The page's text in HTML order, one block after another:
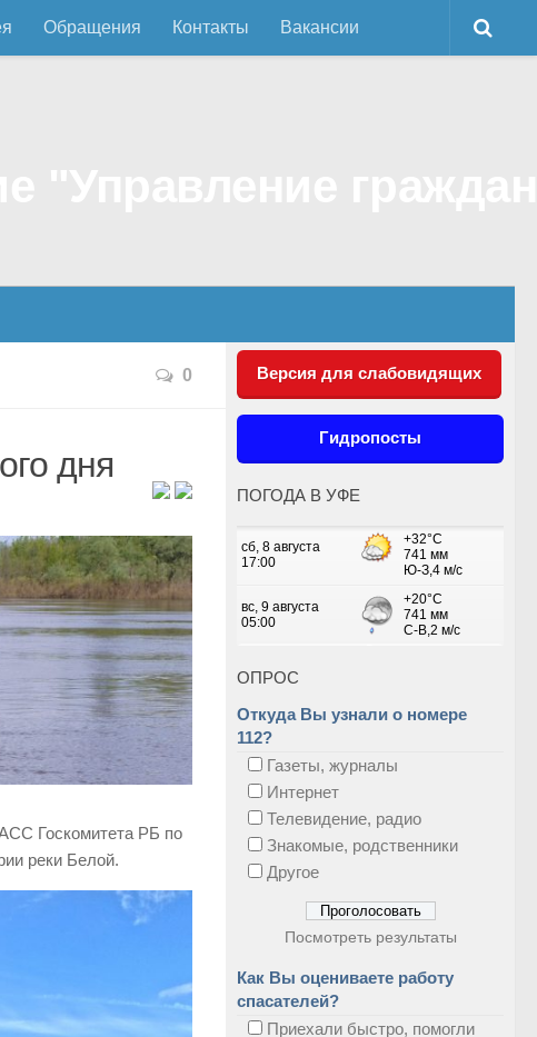
Обращения Контакты Вакансии
0
дня
Госкомитета РБ по
реки Белой.
Версия для слабовидящих
Гидропосты
ПОГОДА В УФЕ
ОПРОС
Откуда Вы узнали о номере
112?
Газеты, журналы
Интернет
Телевидение, радио
Знакомые, родственники
Другое
Посмотреть результаты
Как Вы оцениваете работу
спасателей?
Приехали быстро, помогли